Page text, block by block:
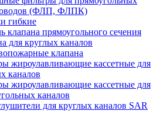
(ФЛП, ФЛПК)
гибкие
клапана прямоугольного сечения
для круглых каналов
клапана
жироулавливающие кассетные для
каналов
жироулавливающие кассетные для
каналов
для круглых каналов SAR